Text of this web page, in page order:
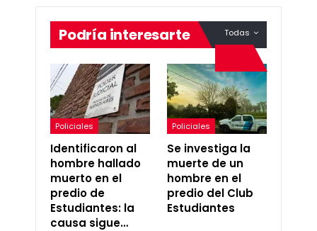
Todas
Podría interesarte
Policiales
Identificaron al
hombre hallado
muerto en el
predio de
Estudiantes: la
causa sigue…
Policiales
Se investiga la
muerte de un
hombre en el
predio del Club
Estudiantes